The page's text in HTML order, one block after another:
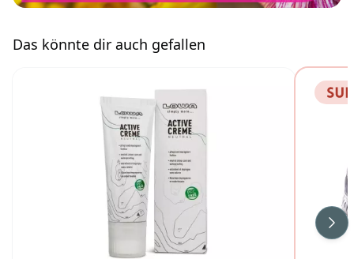
Das könnte dir auch gefallen